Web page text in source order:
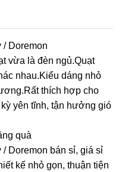
/ Doremon
vừa là đèn ngủ.Quạt
nhau.Kiểu dáng nhỏ
thích hợp cho
yên tĩnh, tận hưởng gió
quà
Doremon bán sỉ, giá sỉ
kế nhỏ gọn, thuận tiện